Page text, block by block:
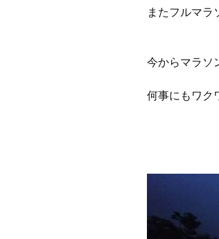
またフルマラ
今からマラソ
何事にもワク